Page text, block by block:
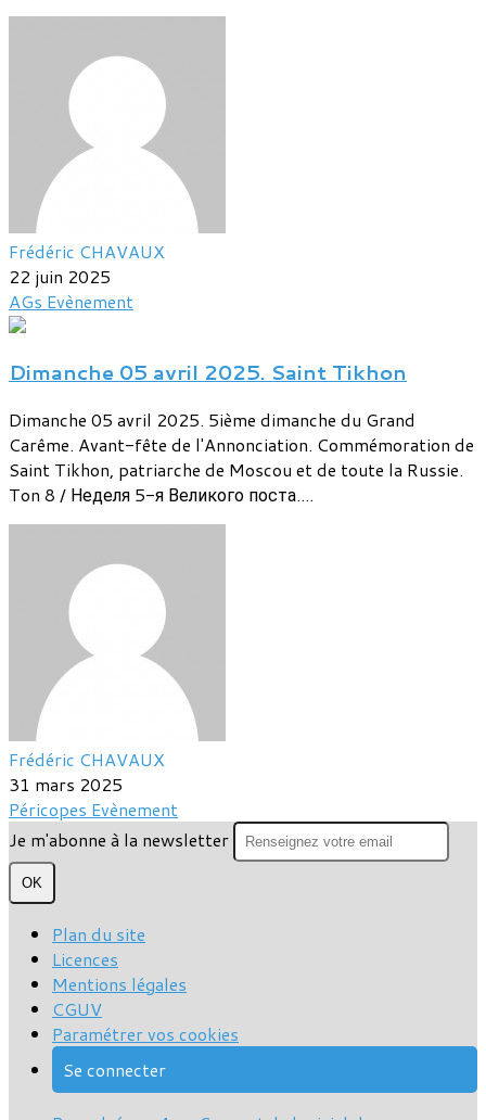
Frédéric CHAVAUX
22 juin 2025
AGs Evènement
Dimanche 05 avril 2025. Saint Tikhon
Dimanche 05 avril 2025. 5ième dimanche du Grand
Carême. Avant-fête de l'Annonciation. Commémoration de
Saint Tikhon, patriarche de Moscou et de toute la Russie.
Ton 8 / Неделя 5-я Великого поста....
Frédéric CHAVAUX
31 mars 2025
Péricopes Evènement
Je m'abonne à la newsletter
OK
Plan du site
Licences
Mentions légales
CGUV
Paramétrer vos cookies
Se connecter